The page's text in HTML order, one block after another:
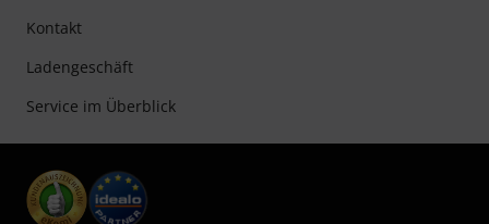
Kontakt
Ladengeschäft
Service im Überblick